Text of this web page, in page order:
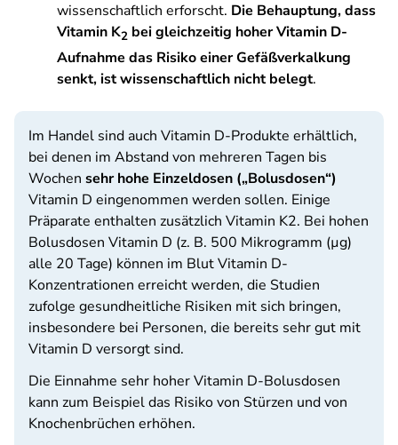
wissenschaftlich erforscht. Die Behauptung, dass
Vitamin K2 bei gleichzeitig hoher Vitamin D-
Aufnahme das Risiko einer Gefäßverkalkung
senkt, ist wissenschaftlich nicht belegt.
Im Handel sind auch Vitamin D-Produkte erhältlich,
bei denen im Abstand von mehreren Tagen bis
Wochen sehr hohe Einzeldosen („Bolusdosen“)
Vitamin D eingenommen werden sollen. Einige
Präparate enthalten zusätzlich Vitamin K2. Bei hohen
Bolusdosen Vitamin D (z. B. 500 Mikrogramm (µg)
alle 20 Tage) können im Blut Vitamin D-
Konzentrationen erreicht werden, die Studien
zufolge gesundheitliche Risiken mit sich bringen,
insbesondere bei Personen, die bereits sehr gut mit
Vitamin D versorgt sind.
Die Einnahme sehr hoher Vitamin D-Bolusdosen
kann zum Beispiel das Risiko von Stürzen und von
Knochenbrüchen erhöhen.